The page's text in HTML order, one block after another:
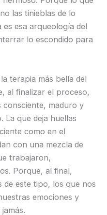
las tinieblas de lo
esa arqueología del
lo escondido para
terapia más bella del
al finalizar el proceso,
consciente, maduro y
La que deja huellas
como en el
con una mezcla de
trabajaron,
Porque, al final,
de este tipo, los que nos
emociones y